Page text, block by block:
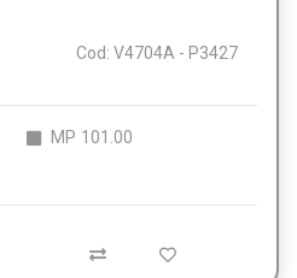
Cod: V4704A - P3427
MP 101.00